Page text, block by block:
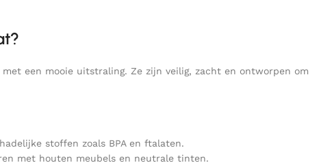
een mooie uitstraling. Ze zijn veilig, zacht en ontworpen om
stoffen zoals BPA en ftalaten.
met houten meubels en neutrale tinten.